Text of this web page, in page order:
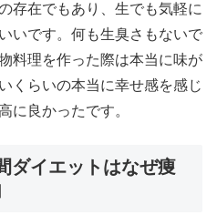
存在でもあり、生でも気軽に
いです。何も生臭さもないで
料理を作った際は本当に味が
くらいの本当に幸せ感を感じ
に良かったです。
ダイエットはなぜ痩